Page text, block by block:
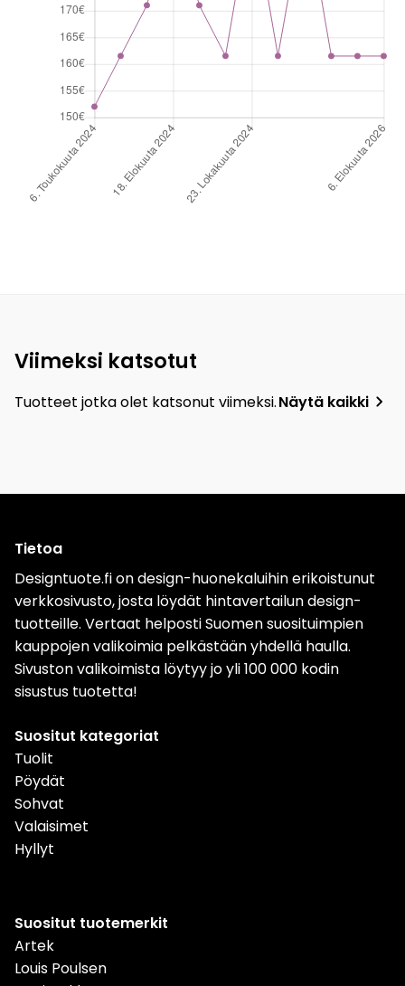
Viimeksi katsotut
Tuotteet jotka olet katsonut viimeksi.Näytä kaikki
Tietoa
Designtuote.fi on design-huonekaluihin erikoistunut
verkkosivusto, josta löydät hintavertailun design-
tuotteille. Vertaat helposti Suomen suosituimpien
kauppojen valikoimia pelkästään yhdellä haulla.
Sivuston valikoimista löytyy jo yli 100 000 kodin
sisustus tuotetta!
Suositut kategoriat
Tuolit
Pöydät
Sohvat
Valaisimet
Hyllyt
Suositut tuotemerkit
Artek
Louis Poulsen